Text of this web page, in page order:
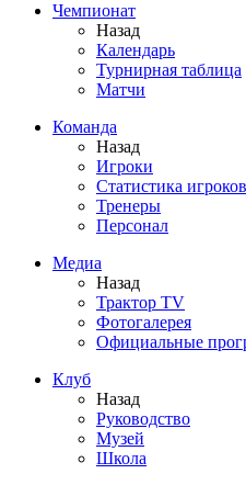
Чемпионат
Назад
Календарь
Турнирная таблица
Матчи
Команда
Назад
Игроки
Статистика игроков
Тренеры
Персонал
Медиа
Назад
Трактор TV
Фотогалерея
Официальные
Клуб
Назад
Руководство
Музей
Школа